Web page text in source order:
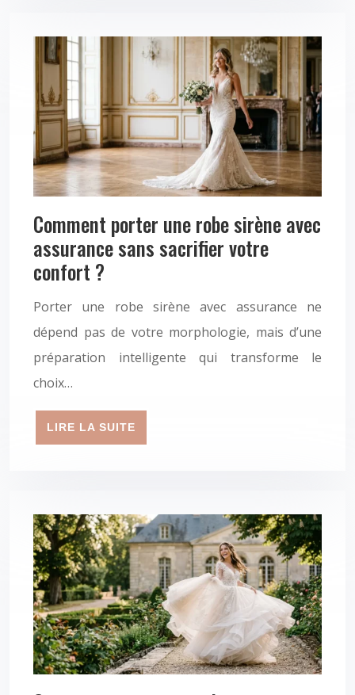
Comment porter une robe sirène avec
assurance sans sacrifier votre
confort ?
Porter une robe sirène avec assurance ne
dépend pas de votre morphologie, mais d’une
préparation intelligente qui transforme le
choix…
LIRE LA SUITE